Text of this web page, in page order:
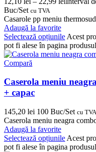
Buc/Set cu TVA
Casarole pp meniu
Adaugă la favorite
Selectează opțiunile Acest
pot fi alese în pagina
Compară
Caserola meniu
+ capac
145,20 lei 100 Buc/Set cu TVA
Caserola meniu neagra
Adaugă la favorite
Selectează opțiunile Acest
pot fi alese în pagina